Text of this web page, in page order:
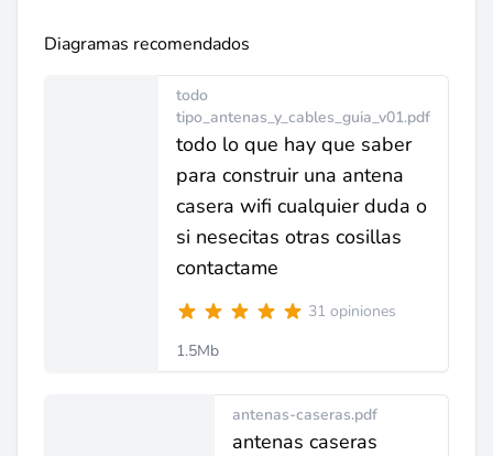
Diagramas recomendados
todo
tipo_antenas_y_cables_guia_v01.pdf
todo lo que hay que saber
para construir una antena
casera wifi cualquier duda o
si nesecitas otras cosillas
contactame
31 opiniones
1.5Mb
antenas-caseras.pdf
antenas caseras